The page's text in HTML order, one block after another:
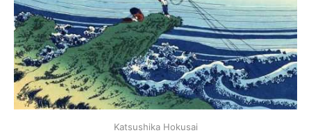
Katsushika Hokusai